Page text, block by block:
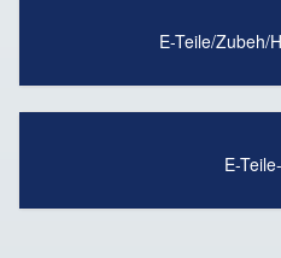
E-Teile/Zubeh/
E-